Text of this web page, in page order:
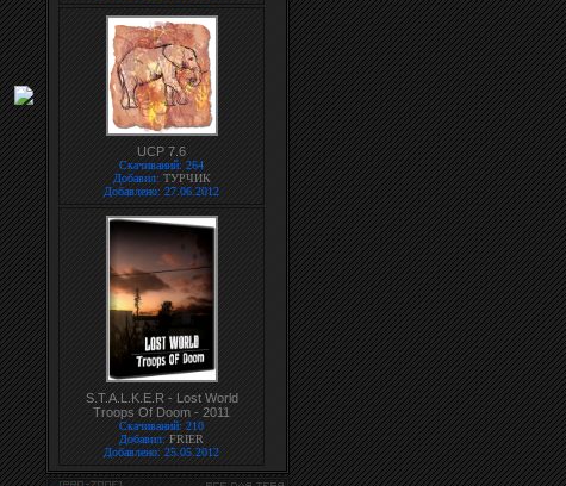
UCP 7.6
Скачиваний: 264
Добавил: ТУРЧИК
Добавлено: 27.06.2012
S.T.A.L.K.E.R - Lost World
Troops Of Doom - 2011
Скачиваний: 210
Добавил: FRIER
Добавлено: 25.05.2012